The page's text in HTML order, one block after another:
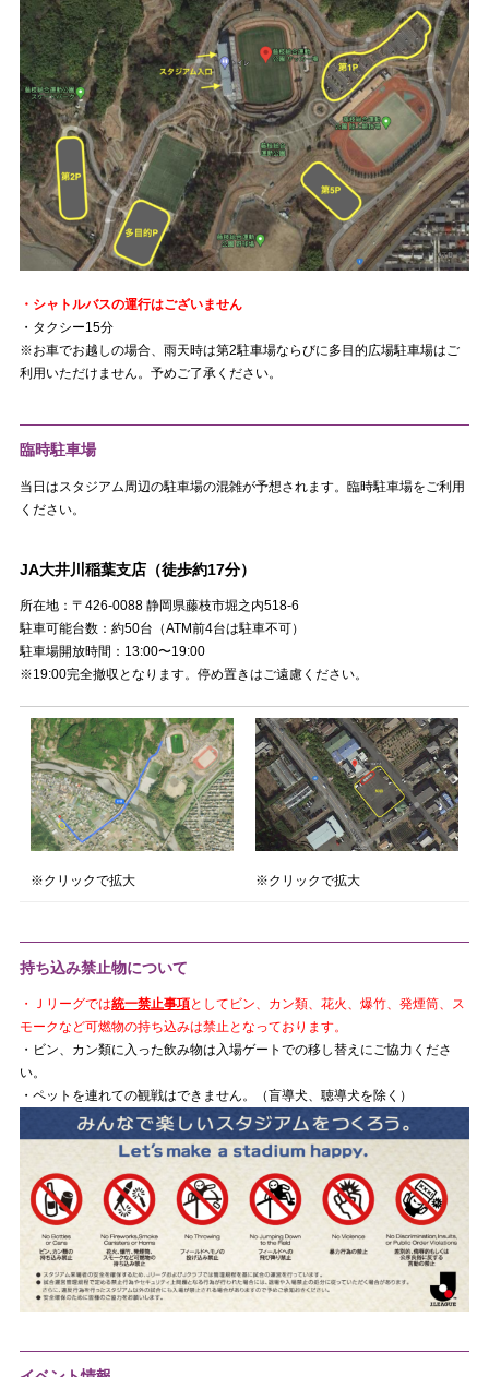
・シャトルバスの運行はございません
・タクシー15分
※お車でお越しの場合、雨天時は第2駐車場ならびに多目的広場駐車場はご
利用いただけません。予めご了承ください。
臨時駐車場
当日はスタジアム周辺の駐車場の混雑が予想されます。臨時駐車場をご利用
ください。
JA大井川稲葉支店（徒歩約17分）
所在地：〒426-0088 静岡県藤枝市堀之内518-6
駐車可能台数：約50台（ATM前4台は駐車不可）
駐車場開放時間：13:00〜19:00
※19:00完全撤収となります。停め置きはご遠慮ください。
※クリックで拡大 ※クリックで拡大
持ち込み禁止物について
・Ｊリーグでは統一禁止事項としてビン、カン類、花火、爆竹、発煙筒、ス
モークなど可燃物の持ち込みは禁止となっております。
・ビン、カン類に入った飲み物は入場ゲートでの移し替えにご協力くださ
い。
・ペットを連れての観戦はできません。（盲導犬、聴導犬を除く）